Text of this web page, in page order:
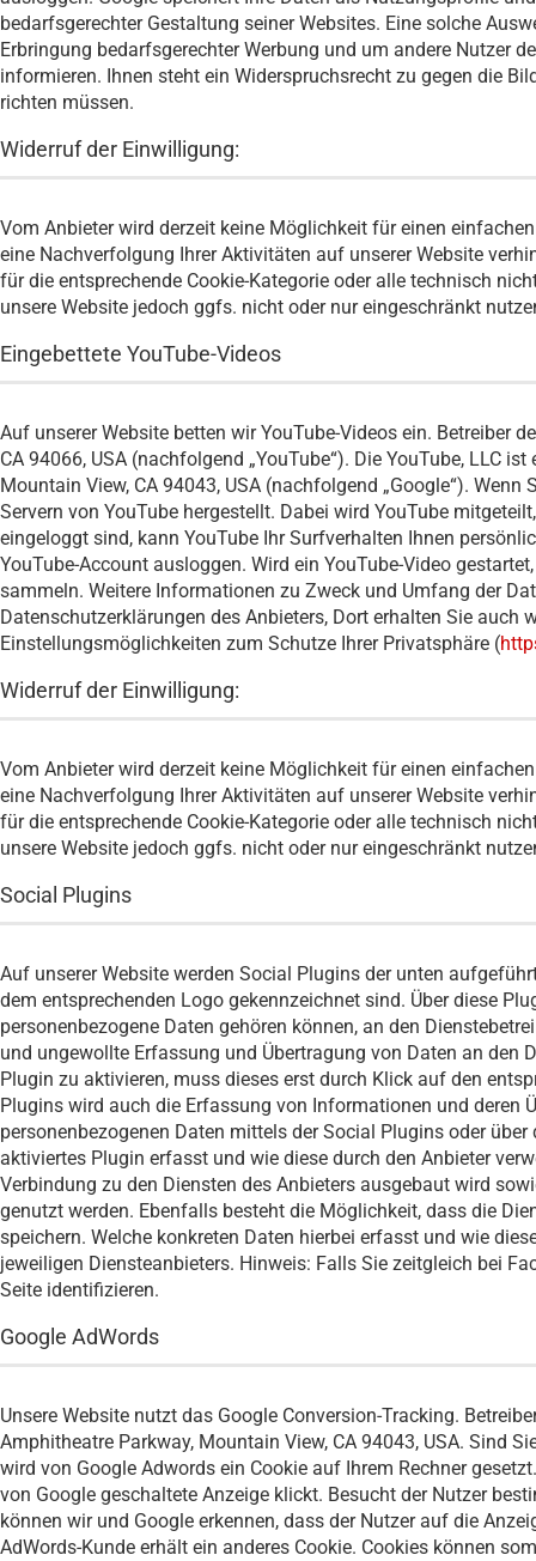
bedarfsgerechter Gestaltung seiner Websites. Eine solche
Erbringung bedarfsgerechter Werbung und um andere Nutzer
informieren. Ihnen steht ein Widerspruchsrecht zu gegen die
richten müssen.
Widerruf der Einwilligung:
Vom Anbieter wird derzeit keine Möglichkeit für einen
eine Nachverfolgung Ihrer Aktivitäten auf unserer Website
für die entsprechende Cookie-Kategorie oder alle technisch
unsere Website jedoch ggfs. nicht oder nur eingeschränkt
Eingebettete YouTube-Videos
Auf unserer Website betten wir YouTube-Videos ein. Betreiber
CA 94066, USA (nachfolgend „YouTube“). Die YouTube, LLC
Mountain View, CA 94043, USA (nachfolgend „Google“).
Servern von YouTube hergestellt. Dabei wird YouTube
eingeloggt sind, kann YouTube Ihr Surfverhalten Ihnen
YouTube-Account ausloggen. Wird ein YouTube-Video
sammeln. Weitere Informationen zu Zweck und Umfang der
Datenschutzerklärungen des Anbieters, Dort erhalten Sie
Einstellungsmöglichkeiten zum Schutze Ihrer Privatsphäre (
Widerruf der Einwilligung:
Vom Anbieter wird derzeit keine Möglichkeit für einen
eine Nachverfolgung Ihrer Aktivitäten auf unserer Website
für die entsprechende Cookie-Kategorie oder alle technisch
unsere Website jedoch ggfs. nicht oder nur eingeschränkt
Social Plugins
Auf unserer Website werden Social Plugins der unten
dem entsprechenden Logo gekennzeichnet sind. Über diese
personenbezogene Daten gehören können, an den
und ungewollte Erfassung und Übertragung von Daten an den
Plugin zu aktivieren, muss dieses erst durch Klick auf den
Plugins wird auch die Erfassung von Informationen und deren
personenbezogenen Daten mittels der Social Plugins oder
aktiviertes Plugin erfasst und wie diese durch den Anbieter
Verbindung zu den Diensten des Anbieters ausgebaut wird
genutzt werden. Ebenfalls besteht die Möglichkeit, dass die
speichern. Welche konkreten Daten hierbei erfasst und wie
jeweiligen Diensteanbieters. Hinweis: Falls Sie zeitgleich bei
Seite identifizieren.
Google AdWords
Unsere Website nutzt das Google Conversion-Tracking.
Amphitheatre Parkway, Mountain View, CA 94043, USA. Sind
wird von Google Adwords ein Cookie auf Ihrem Rechner
von Google geschaltete Anzeige klickt. Besucht der Nutzer
können wir und Google erkennen, dass der Nutzer auf die
AdWords-Kunde erhält ein anderes Cookie. Cookies können